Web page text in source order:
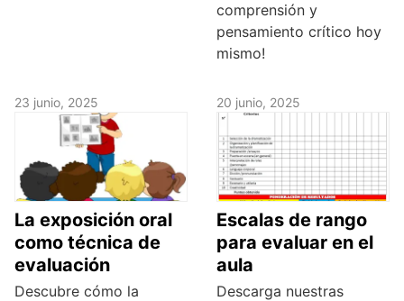
comprensión y
pensamiento crítico hoy
mismo!
23 junio, 2025
La exposición oral
como técnica de
evaluación
Descubre cómo la
20 junio, 2025
Escalas de rango
para evaluar en el
aula
Descarga nuestras